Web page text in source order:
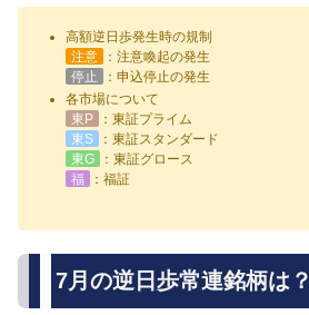
高額逆日歩発生時の規制
注意
：注意喚起の発生
停止
：申込停止の発生
各市場について
東P
：東証プライム
東S
：東証スタンダード
東G
：東証グロース
福
：福証
7月の逆日歩常連銘柄は？